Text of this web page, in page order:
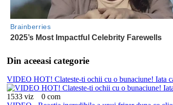
Din aceeasi categorie
VIDEO HOT! Clateste-ti ochii cu o bunaciune! Iata
1533 viz
0 com